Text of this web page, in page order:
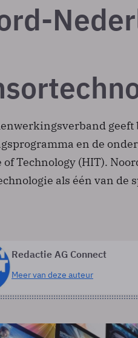
en de
Technology (HIT).
als één van de
Redactie AG Connect
Meer van deze auteur